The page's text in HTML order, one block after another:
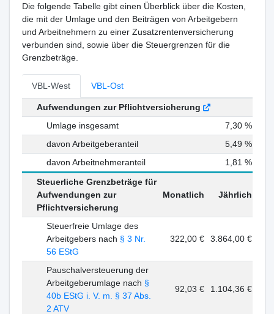
Die folgende Tabelle gibt einen Überblick über die Kosten,
die mit der Umlage und den Beiträgen von Arbeitgebern
und Arbeitnehmern zu einer Zusatzrentenversicherung
verbunden sind, sowie über die Steuergrenzen für die
Grenzbeträge.
VBL-West VBL-Ost
Aufwendungen zur Pflichtversicherung
Umlage insgesamt
7,30 %
davon Arbeitgeberanteil
5,49 %
davon Arbeitnehmeranteil
1,81 %
Steuerliche Grenzbeträge für
Aufwendungen zur
Pflichtversicherung
Monatlich Jährlich
Steuerfreie Umlage des
Arbeitgebers nach § 3 Nr.
56 EStG
322,00 € 3.864,00 €
Pauschalversteuerung der
Arbeitgeberumlage nach §
40b EStG i. V. m. § 37 Abs.
2 ATV
92,03 € 1.104,36 €